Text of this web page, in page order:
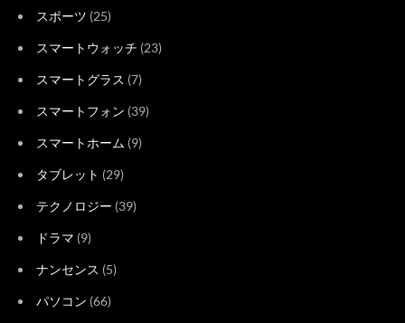
スポーツ (25)
スマートウォッチ (23)
スマートグラス (7)
スマートフォン (39)
スマートホーム (9)
タブレット (29)
テクノロジー (39)
ドラマ (9)
ナンセンス (5)
パソコン (66)